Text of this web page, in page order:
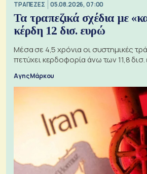
ΤΡΑΠΕΖΕΣ 05.08.2026, 07:00
Τα τραπεζικά σχέδια με
κέρδη 12 δισ. ευρώ
Μέσα σε 4,5 χρόνια οι συστημικές
πετύχει κερδοφορία άνω των 11,8
Αγης Μάρκου